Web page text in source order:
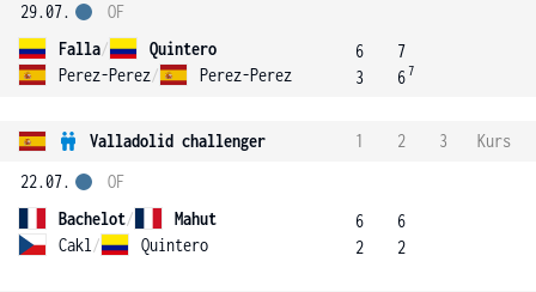
29.07.
Falla/
Quintero
Perez-Perez/ Perez-Perez
OF
6
3
7
67
Valladolid challenger 1 2 3
Kurs
22.07.
Bachelot/
Mahut
Cakl / Quintero
OF
6
2
6
2